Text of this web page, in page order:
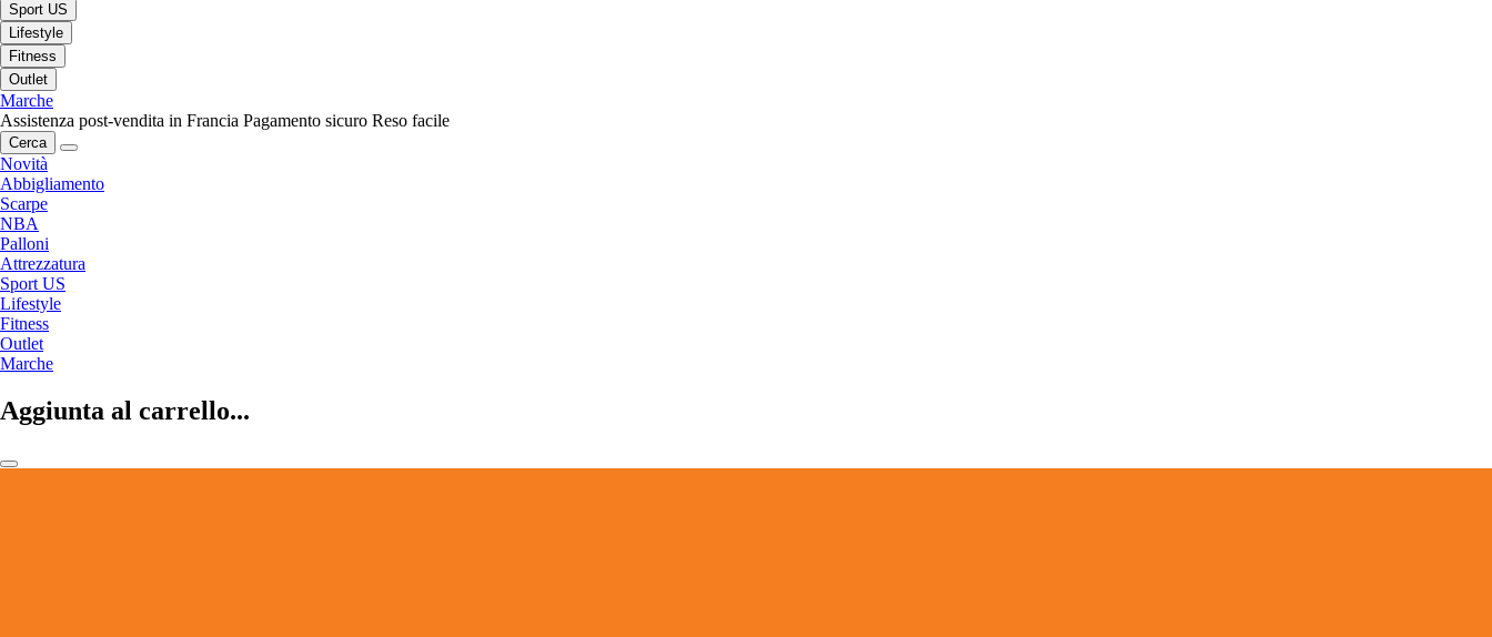
Sport US
Lifestyle
Fitness
Outlet
Marche
Assistenza post-vendita in Francia Pagamento sicuro Reso facile
Cerca
Novità
Abbigliamento
Scarpe
NBA
Palloni
Attrezzatura
Sport US
Lifestyle
Fitness
Outlet
Marche
Aggiunta al carrello...